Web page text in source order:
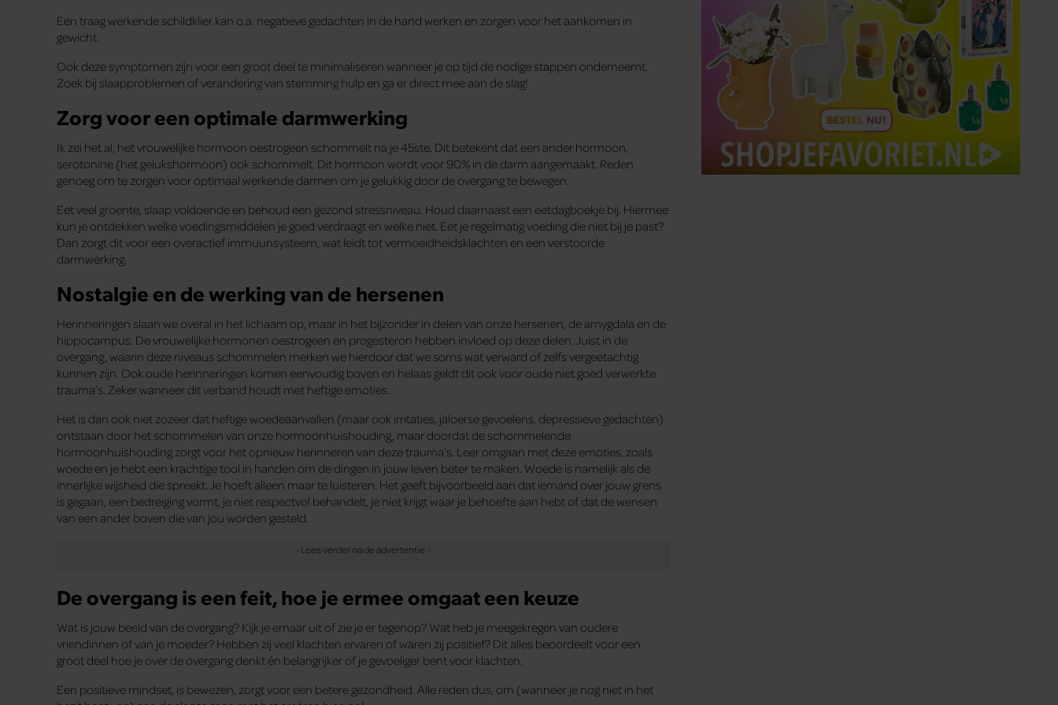
Een traag werkende schildklier kan o.a. negatieve gedachten in de hand werken en zorgen voor het aankomen in
gewicht.
Ook deze symptomen zijn voor een groot deel te minimaliseren wanneer je op tijd de nodige stappen onderneemt.
Zoek bij slaapproblemen of verandering van stemming hulp en ga er direct mee aan de slag!
Zorg voor een optimale darmwerking
Ik zei het al, het vrouwelijke hormoon oestrogeen schommelt na je 45ste. Dit betekent dat een ander hormoon,
serotonine (het gelukshormoon) ook schommelt. Dit hormoon wordt voor 90% in de darm aangemaakt. Reden
genoeg om te zorgen voor optimaal werkende darmen om je gelukkig door de overgang te bewegen.
Eet veel groente, slaap voldoende en behoud een gezond stressniveau. Houd daarnaast een eetdagboekje bij. Hiermee
kun je ontdekken welke voedingsmiddelen je goed verdraagt en welke niet. Eet je regelmatig voeding die niet bij je past?
Dan zorgt dit voor een overactief immuunsysteem, wat leidt tot vermoeidheidsklachten en een verstoorde
darmwerking.
Nostalgie en de werking van de hersenen
Herinneringen slaan we overal in het lichaam op, maar in het bijzonder in delen van onze hersenen, de amygdala en de
hippocampus. De vrouwelijke hormonen oestrogeen en progesteron hebben invloed op deze delen. Juist in de
overgang, waarin deze niveaus schommelen merken we hierdoor dat we soms wat verward of zelfs vergeetachtig
kunnen zijn. Ook oude herinneringen komen eenvoudig boven en helaas geldt dit ook voor oude niet goed verwerkte
trauma’s. Zeker wanneer dit verband houdt met heftige emoties.
Het is dan ook niet zozeer dat heftige woedeaanvallen (maar ook irritaties, jaloerse gevoelens, depressieve gedachten)
ontstaan door het schommelen van onze hormoonhuishouding, maar doordat de schommelende
hormoonhuishouding zorgt voor het opnieuw herinneren van deze trauma’s. Leer omgaan met deze emoties, zoals
woede en je hebt een krachtige tool in handen om de dingen in jouw leven beter te maken. Woede is namelijk als de
innerlijke wijsheid die spreekt. Je hoeft alleen maar te luisteren. Het geeft bijvoorbeeld aan dat iemand over jouw grens
is gegaan, een bedreiging vormt, je niet respectvol behandelt, je niet krijgt waar je behoefte aan hebt of dat de wensen
van een ander boven die van jou worden gesteld.
De overgang is een feit, hoe je ermee omgaat een keuze
Wat is jouw beeld van de overgang? Kijk je ernaar uit of zie je er tegenop? Wat heb je meegekregen van oudere
vriendinnen of van je moeder? Hebben zij veel klachten ervaren of waren zij positief? Dit alles beoordeelt voor een
groot deel hoe je over de overgang denkt én belangrijker of je gevoeliger bent voor klachten.
Een positieve mindset, is bewezen, zorgt voor een betere gezondheid. Alle reden dus, om (wanneer je nog niet in het